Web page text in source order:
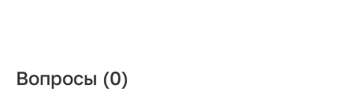
Вопросы (0)